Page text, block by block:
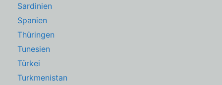
Sardinien
Spanien
Thüringen
Tunesien
Türkei
Turkmenistan